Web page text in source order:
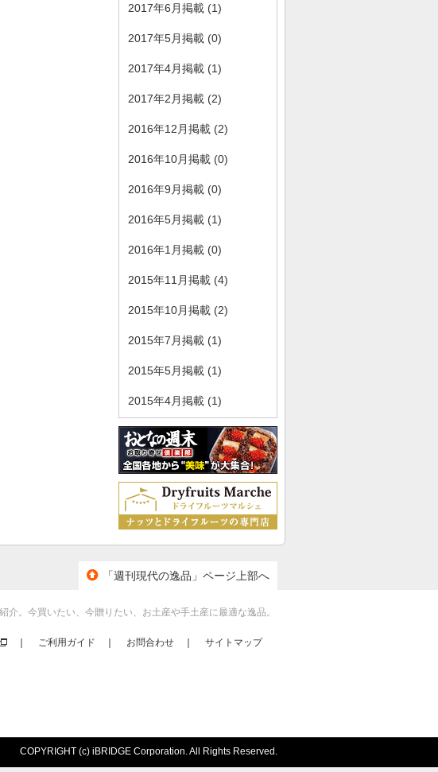
2017年6月掲載 (1)
2017年5月掲載 (0)
2017年4月掲載 (1)
2017年2月掲載 (2)
2016年12月掲載 (2)
2016年10月掲載 (0)
2016年9月掲載 (0)
2016年5月掲載 (1)
2016年1月掲載 (0)
2015年11月掲載 (4)
2015年10月掲載 (2)
2015年7月掲載 (1)
2015年5月掲載 (1)
2015年4月掲載 (1)
「週刊現代の逸品」ページ上部へ
。今買いたい、今贈りたい、お土産や手土産に最適な逸品。
ご利用ガイド お問合わせ サイトマップ
COPYRIGHT (c) iBRIDGE Corporation. All Rights Reserved.